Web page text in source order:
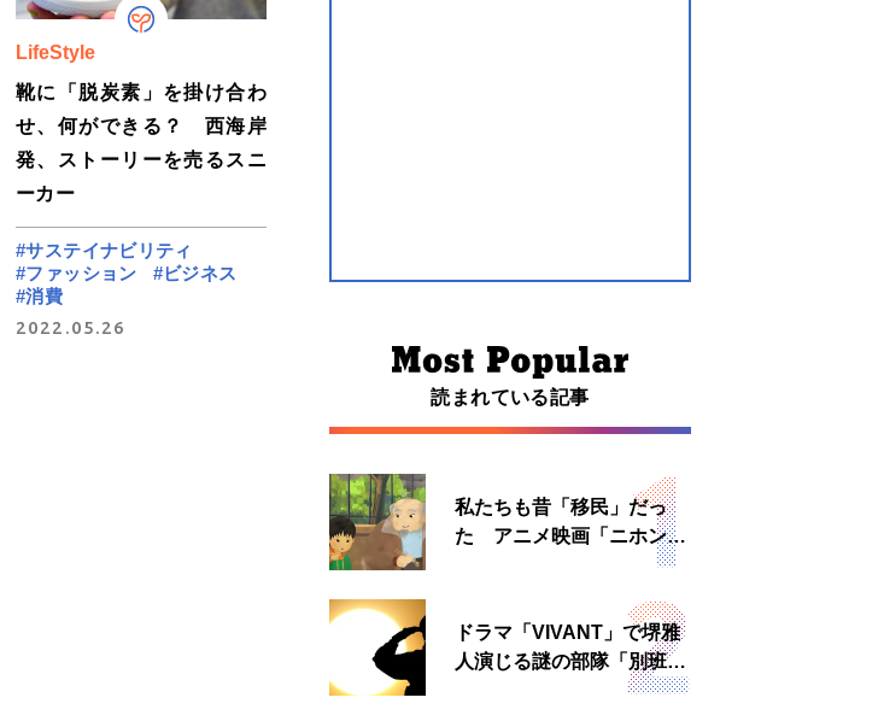
LifeStyle
靴に「脱炭素」を掛け合わ
せ、何ができる？ 西海岸
発、ストーリーを売るスニ
ーカー
#サステイナビリティ
#ファッション
#ビジネス
#消費
2022.05.26
読まれている記事
私たちも昔「移民」だっ
た アニメ映画「ニホンジ
ドラマ「VIVANT」で堺雅
人演じる謎の部隊「別班」
は実在する？内情知る人物